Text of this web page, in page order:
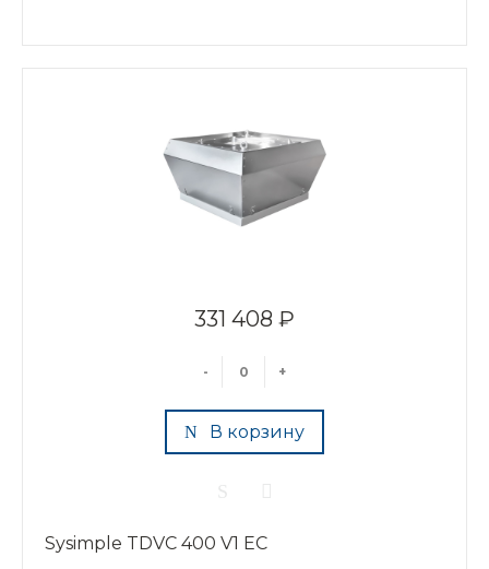
331 408 ₽
- +
В корзину
Sysimple TDVC 400 V1 EC